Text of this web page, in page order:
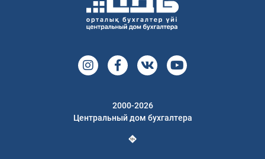
2000-2026
Центральный дом бухгалтера